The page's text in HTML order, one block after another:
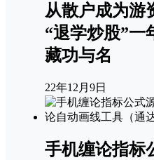
从散户成为游
“退学炒股”一
藏功与名
22年12月9日
手机缠论指标